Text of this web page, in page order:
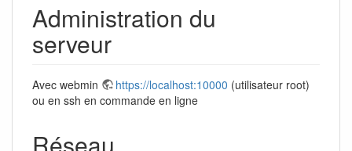
Administration du
serveur
Avec webmin https://localhost:10000 (utilisateur root)
ou en ssh en commande en ligne